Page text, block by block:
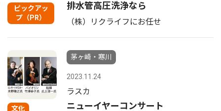
ピックアッ
プ（PR）
排水管高圧洗浄なら
（株）リクライフにお任せ
文化
茅ヶ崎・寒川
2023.11.24
ラスカ
ニューイヤーコンサート